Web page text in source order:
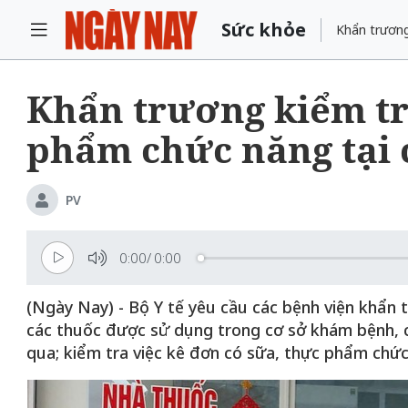
Sức khỏe Khẩn
Khẩn trương kiểm
phẩm chức năng tại
PV
0:00/ 0:00
(Ngày Nay) - Bộ Y tế yêu cầu các bệnh viện
các thuốc được sử dụng trong cơ sở khám
qua; kiểm tra việc kê đơn có sữa, thực phẩm